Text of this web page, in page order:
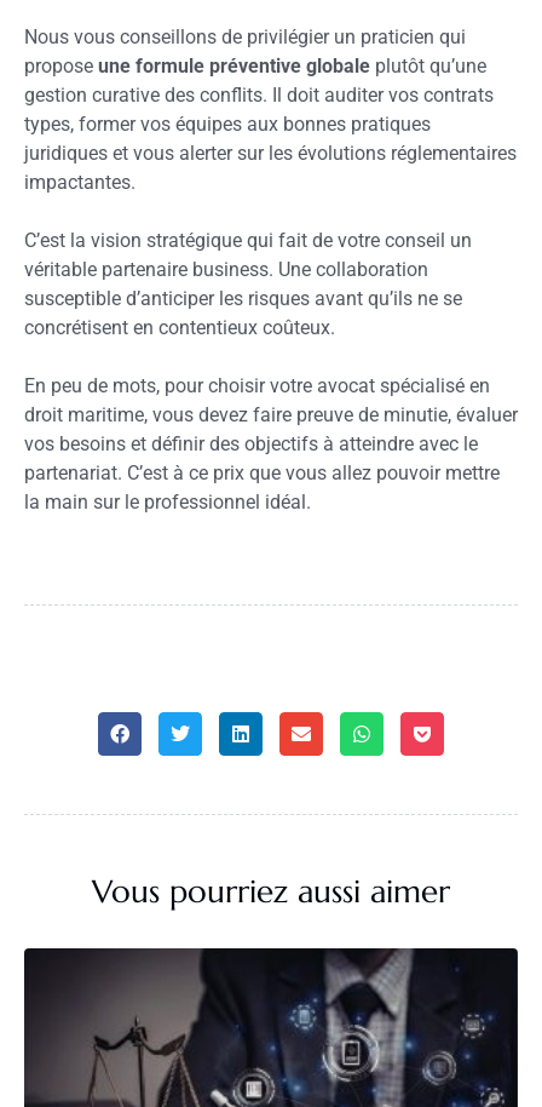
Nous vous conseillons de privilégier un praticien qui
propose une formule préventive globale plutôt qu’une
gestion curative des conflits. Il doit auditer vos contrats
types, former vos équipes aux bonnes pratiques
juridiques et vous alerter sur les évolutions réglementaires
impactantes.
C’est la vision stratégique qui fait de votre conseil un
véritable partenaire business. Une collaboration
susceptible d’anticiper les risques avant qu’ils ne se
concrétisent en contentieux coûteux.
En peu de mots, pour choisir votre avocat spécialisé en
droit maritime, vous devez faire preuve de minutie, évaluer
vos besoins et définir des objectifs à atteindre avec le
partenariat. C’est à ce prix que vous allez pouvoir mettre
la main sur le professionnel idéal.
Vous pourriez aussi aimer